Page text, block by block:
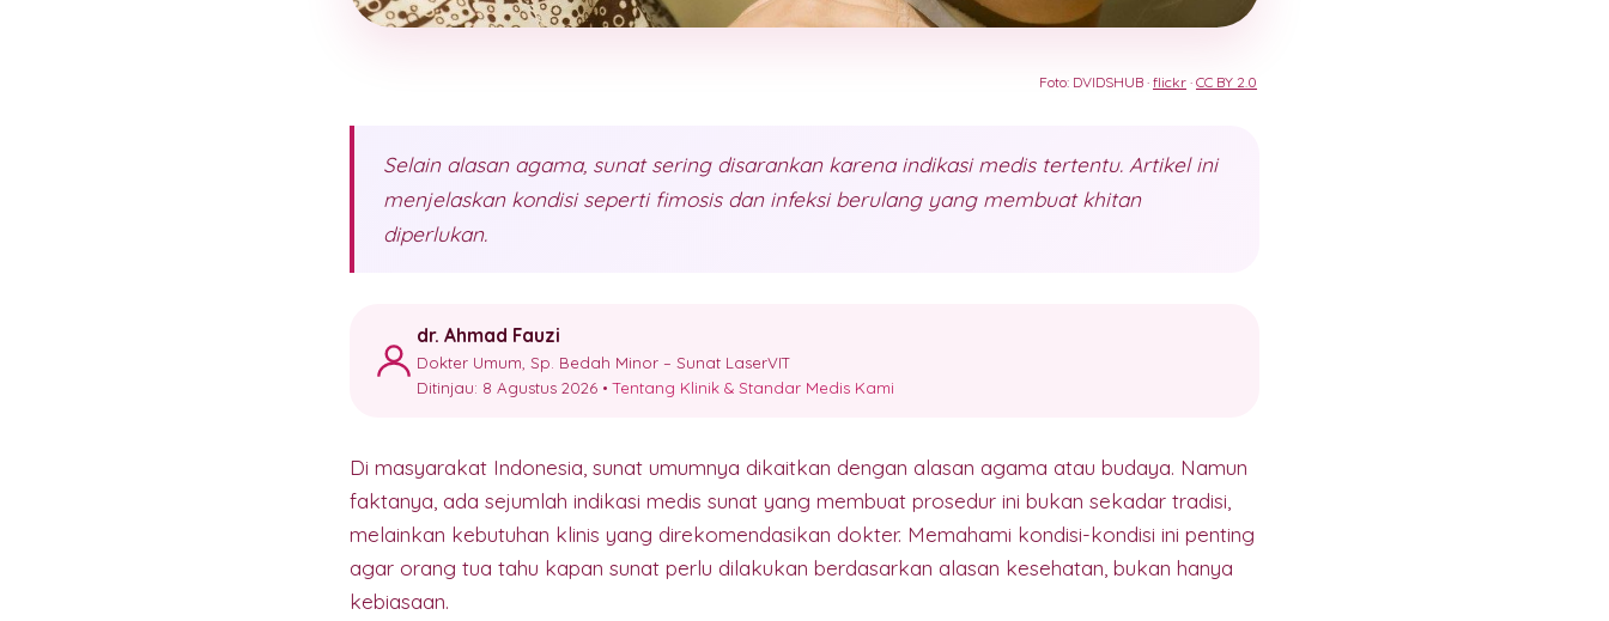
Foto: DVIDSHUB · flickr · CC BY 2.0
Selain alasan agama, sunat sering disarankan karena indikasi medis tertentu. Artikel ini
menjelaskan kondisi seperti fimosis dan infeksi berulang yang membuat khitan
diperlukan.
dr. Ahmad Fauzi
Dokter Umum, Sp. Bedah Minor – Sunat LaserVIT
Ditinjau: 8 Agustus 2026 •Tentang Klinik & Standar Medis Kami
Di masyarakat Indonesia, sunat umumnya dikaitkan dengan alasan agama atau budaya. Namun
faktanya, ada sejumlah indikasi medis sunat yang membuat prosedur ini bukan sekadar tradisi,
melainkan kebutuhan klinis yang direkomendasikan dokter. Memahami kondisi-kondisi ini penting
agar orang tua tahu kapan sunat perlu dilakukan berdasarkan alasan kesehatan, bukan hanya
kebiasaan.